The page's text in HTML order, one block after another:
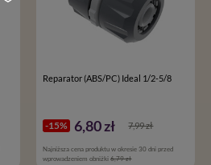
Reparator (ABS/PC) Ideal 1/2-5/8
-15% 6,80 zł
Najniższa cena produktu w okresie 30 dni przed
wprowadzeniem obniżki6,79 zł
7,99 zł